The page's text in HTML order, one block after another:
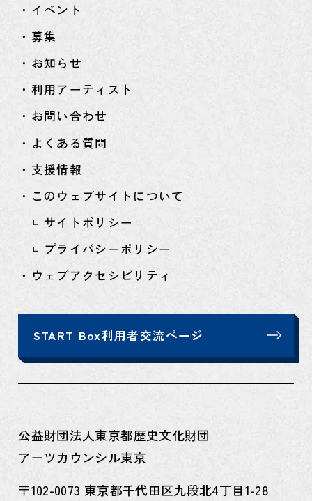
公益財団法人東京都歴史文化財団
アーツカウンシル東京
〒102-0073 東京都千代田区九段北4丁目1-28
・イベント
・募集
・お知らせ
・利用アーティスト
・お問い合わせ
・よくある質問
・支援情報
・このウェブサイトについて
サイトポリシー
プライバシーポリシー
・ウェブアクセシビリティ
START Box利用者交流ページ